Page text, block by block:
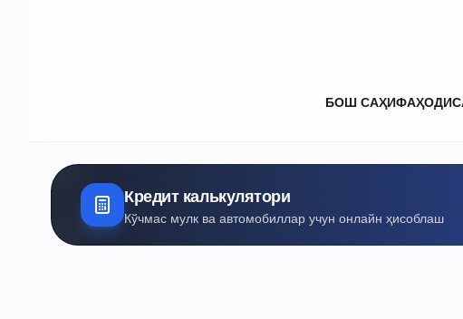
БОШ САҲИФА
Кредит калькулятори
Кўчмас мулк ва автомобиллар учун онлайн ҳисоблаш